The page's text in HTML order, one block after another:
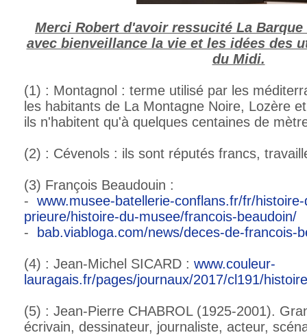
Merci Robert d'avoir ressucité La
avec bienveillance la vie et les idées des
du Midi.
(1) : Montagnol : terme utilisé par les
les habitants de La Montagne Noire, Lozère
ils n'habitent qu'à quelques centaines de
(2) : Cévenols : ils sont réputés francs,
(3) François Beaudouin :
- www.musee-batellerie-conflans.fr/fr/
prieure/histoire-du-musee/francois-beaudoin/
-
bab.viabloga.com/news/deces-de-francois-
(4) : Jean-Michel SICARD : www.couleur-
lauragais.fr/pages/journaux/2017/cl191/
(5) : Jean-Pierre CHABROL (1925-2001).
écrivain, dessinateur, journaliste, acteur,